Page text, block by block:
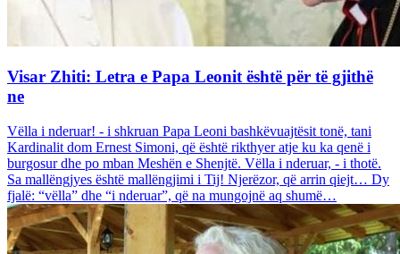
Visar Zhiti: Letra e Papa Leonit është për të gjithë
ne
Vëlla i nderuar! - i shkruan Papa Leoni bashkëvuajtësit tonë, tani
Kardinalit dom Ernest Simoni, që është rikthyer atje ku ka qenë i
burgosur dhe po mban Meshën e Shenjtë. Vëlla i nderuar, - i thotë.
Sa mallëngjyes është mallëngjimi i Tij! Njerëzor, që arrin qiejt… Dy
fjalë: “vëlla” dhe “i nderuar”, që na mungojnë aq shumë…